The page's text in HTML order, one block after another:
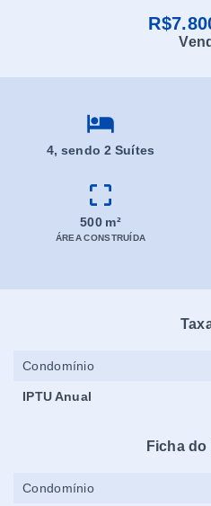
4, sendo 2 Suítes
500 m²
ÁREA CONSTRUÍDA
Condomínio
IPTU Anual
Ficha do
Condomínio